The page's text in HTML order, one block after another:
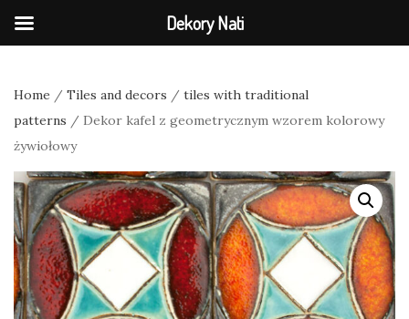
Home / Tiles and decors / tiles with traditional
patterns / Dekor kafel z geometrycznym wzorem kolorowy
żywiołowy
Dekory Nati